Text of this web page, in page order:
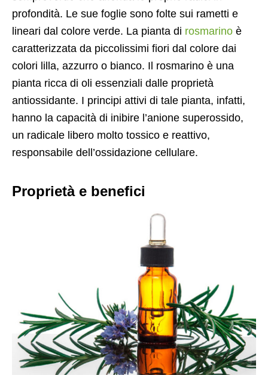
profondità. Le sue foglie sono folte sui rametti e
lineari dal colore verde. La pianta di rosmarino è
caratterizzata da piccolissimi fiori dal colore dai
colori lilla, azzurro o bianco. Il rosmarino è una
pianta ricca di oli essenziali dalle proprietà
antiossidante. I principi attivi di tale pianta, infatti,
hanno la capacità di inibire l’anione superossido,
un radicale libero molto tossico e reattivo,
responsabile dell’ossidazione cellulare.
Proprietà e benefici